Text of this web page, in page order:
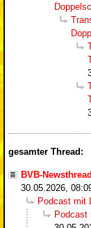
gesamter Thread:
BVB-
30.05.2026,
Podcast mit
Podcast